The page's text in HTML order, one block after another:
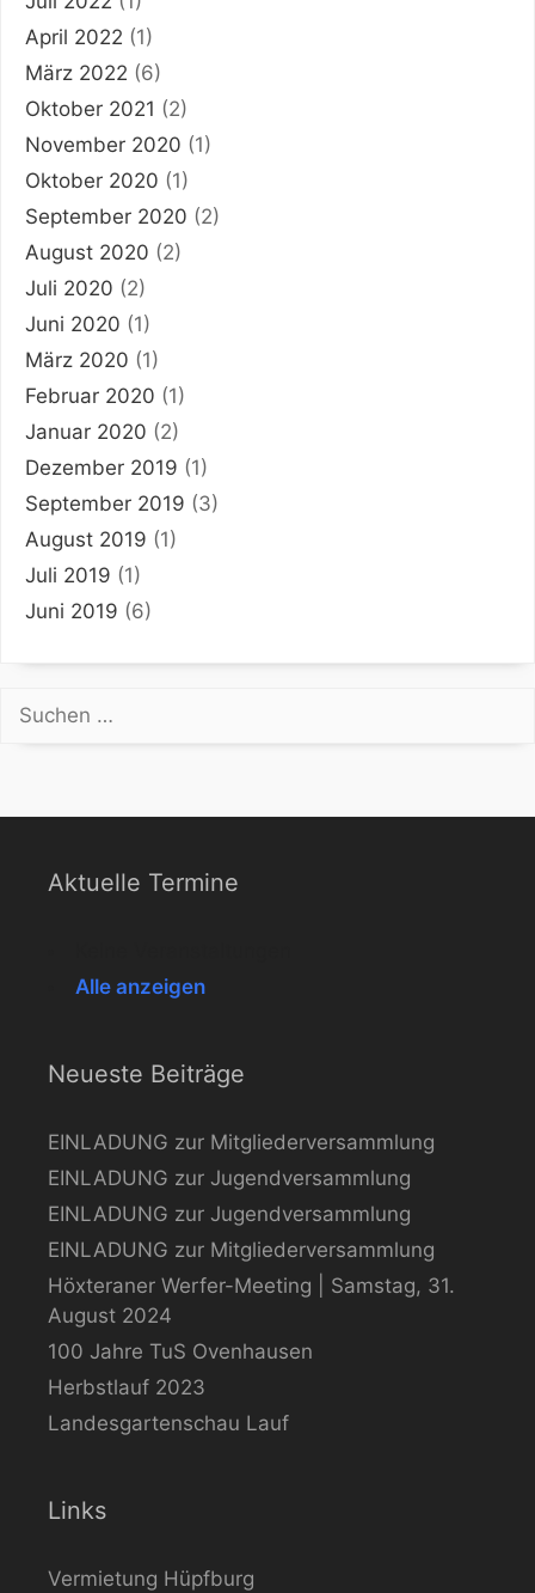
April 2022 (1)
März 2022 (6)
Oktober 2021 (2)
November 2020 (1)
Oktober 2020 (1)
September 2020 (2)
August 2020 (2)
Juli 2020 (2)
Juni 2020 (1)
März 2020 (1)
Februar 2020 (1)
Januar 2020 (2)
Dezember 2019 (1)
September 2019 (3)
August 2019 (1)
Juli 2019 (1)
Juni 2019 (6)
Suchen
nach:
Aktuelle Termine
Alle anzeigen
Neueste Beiträge
EINLADUNG zur Mitgliederversammlung
EINLADUNG zur Jugendversammlung
EINLADUNG zur Jugendversammlung
EINLADUNG zur Mitgliederversammlung
Höxteraner Werfer-Meeting | Samstag, 31.
August 2024
100 Jahre TuS Ovenhausen
Herbstlauf 2023
Landesgartenschau Lauf
Links
Vermietung Hüpfburg